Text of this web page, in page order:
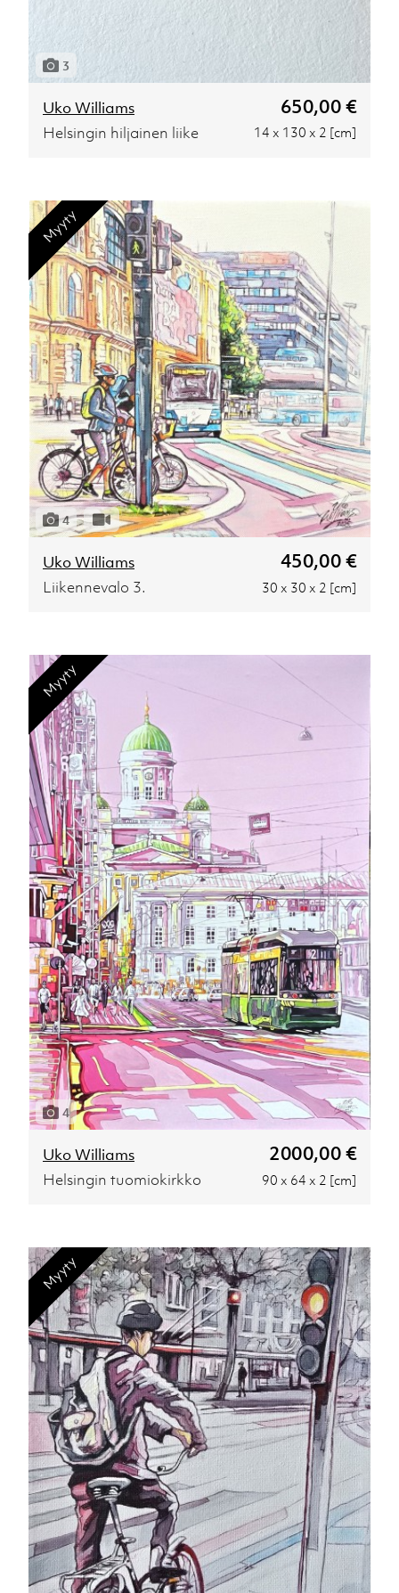
3
Uko Williams 650,00 €
Helsingin hiljainen liike 14 x 130 x 2 [cm]
Myyty
4
Uko Williams 450,00 €
Liikennevalo 3. 30 x 30 x 2 [cm]
Myyty
4
Uko Williams 2000,00 €
Helsingin tuomiokirkko 90 x 64 x 2 [cm]
Myyty